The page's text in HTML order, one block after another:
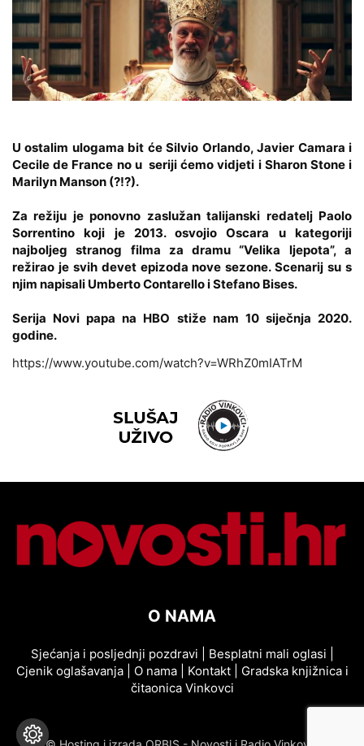
U ostalim ulogama bit će Silvio Orlando, Javier Camara i
Cecile de France no u seriji ćemo vidjeti i Sharon Stone i
Marilyn Manson (?!?).
Za režiju je ponovno zaslužan talijanski redatelj Paolo
Sorrentino koji je 2013. osvojio Oscara u kategoriji
najboljeg stranog filma za dramu “Velika ljepota”, a
režirao je svih devet epizoda nove sezone. Scenarij su s
njim napisali Umberto Contarello i Stefano Bises.
Serija Novi papa na HBO stiže nam 10 siječnja 2020.
godine.
https://www.youtube.com/watch?v=WRhZ0mIATrM
O NAMA
Sjećanja i posljednji pozdravi Besplatni mali oglasi
Cjenik oglašavanja| O nama| Kontakt| Gradska knjižnica i
čitaonica Vinkovci